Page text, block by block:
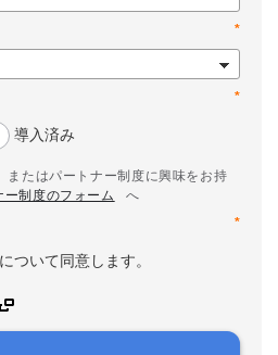
*
*
導入済み
たはパートナー制度に興味をお持
制度のフォーム
へ
*
ついて同意します。